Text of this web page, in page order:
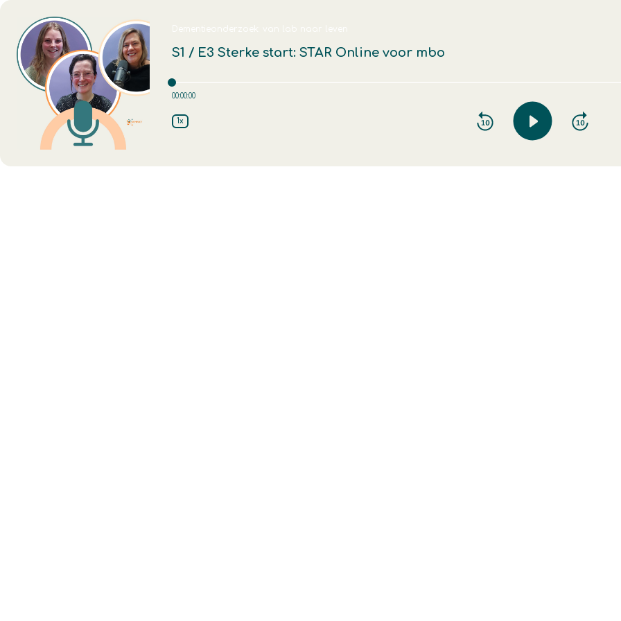
S1 / E3 Sterke start: STAR Online voor mbo
00:00:00
1x